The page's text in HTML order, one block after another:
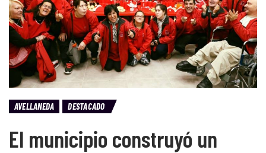
AVELLANEDA DESTACADO
El municipio construyó un